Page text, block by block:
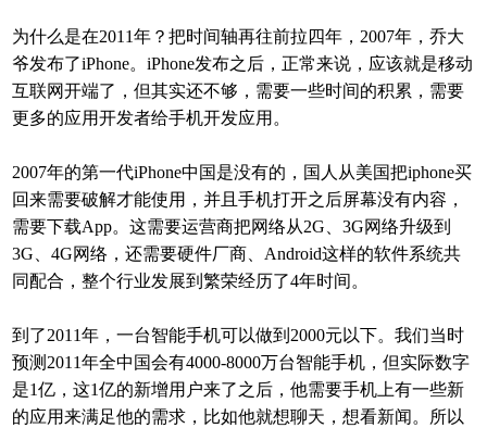
为什么是在2011年？把时间轴再往前拉四年，2007年，乔大
爷发布了iPhone。iPhone发布之后，正常来说，应该就是移动
互联网开端了，但其实还不够，需要一些时间的积累，需要
更多的应用开发者给手机开发应用。
2007年的第一代iPhone中国是没有的，国人从美国把iphone买
回来需要破解才能使用，并且手机打开之后屏幕没有内容，
需要下载App。这需要运营商把网络从2G、3G网络升级到
3G、4G网络，还需要硬件厂商、Android这样的软件系统共
同配合，整个行业发展到繁荣经历了4年时间。
到了2011年，一台智能手机可以做到2000元以下。我们当时
预测2011年全中国会有4000-8000万台智能手机，但实际数字
是1亿，这1亿的新增用户来了之后，他需要手机上有一些新
的应用来满足他的需求，比如他就想聊天，想看新闻。所以